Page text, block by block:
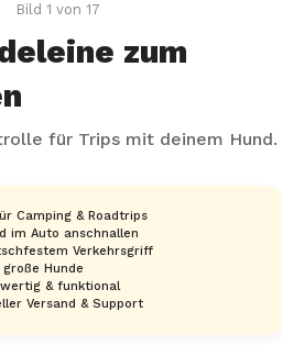
Bild 1 von 17
zum
für Trips mit deinem Hund.
Camping & Roadtrips
im Auto anschnallen
Verkehrsgriff
Hunde
& funktional
Versand & Support